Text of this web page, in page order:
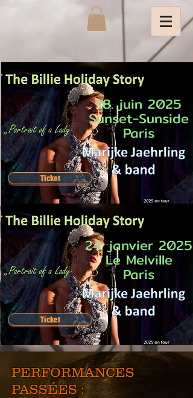
18. juin 2025
Sunset-Sunside
Paris
Ticket
24. janvier 2025
Le Melville
Paris
Ticket
PERFORMANCES
PASSÉES :